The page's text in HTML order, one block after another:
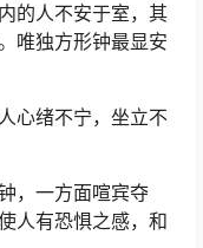
的人不安于室，其
唯独方形钟最显安
心绪不宁，坐立不
，一方面喧宾夺
人有恐惧之感，和